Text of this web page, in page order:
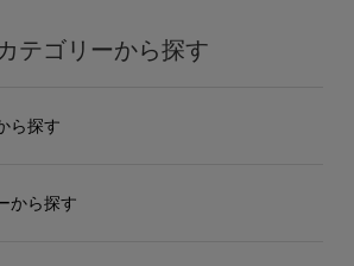
テゴリーから探す
ら探す
から探す